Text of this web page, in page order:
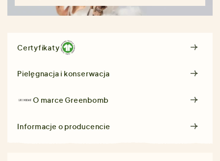
Certyfikaty
Pielęgnacja i konserwacja
O marceGreenbomb
Informacje o producencie